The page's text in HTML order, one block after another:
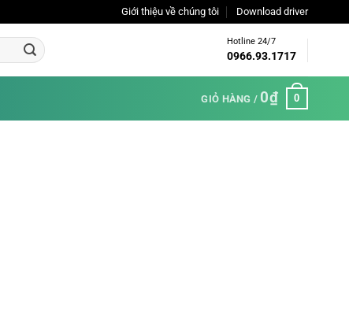
Giới thiệu về chúng tôi Download driver
Hotline 24/7
0966.93.1717
GIỎ HÀNG / 0₫ 0